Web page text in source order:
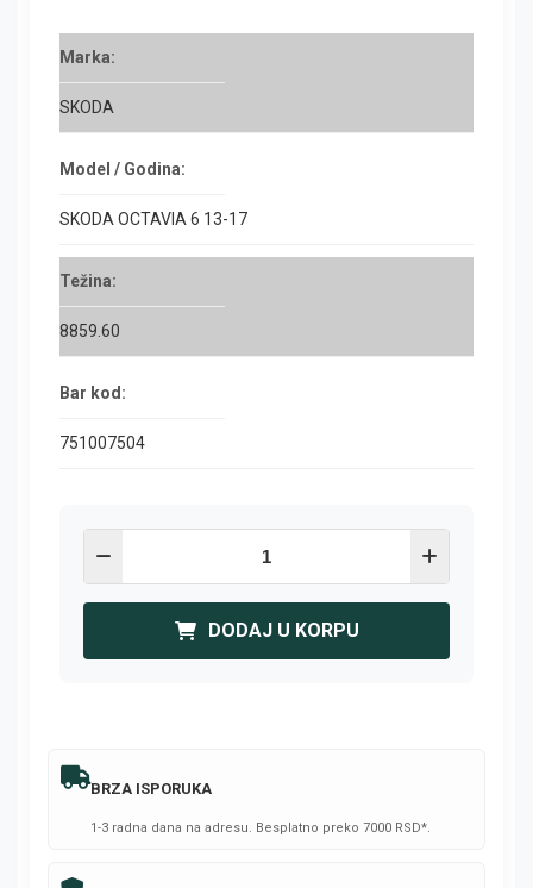
Marka:
SKODA
Model / Godina:
SKODA OCTAVIA 6 13-17
Težina:
8859.60
Bar kod:
751007504
DODAJ U KORPU
BRZA ISPORUKA
1-3 radna dana na adresu. Besplatno preko 7000 RSD*.